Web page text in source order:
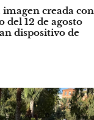
imagen creada con
del 12 de agosto
dispositivo de